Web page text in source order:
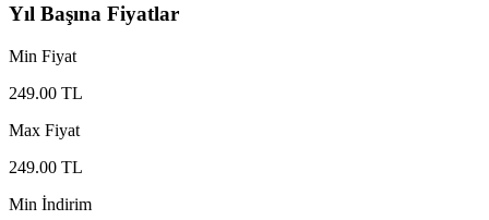
Yıl Başına Fiyatlar
Min Fiyat
249.00 TL
Max Fiyat
249.00 TL
Min İndirim